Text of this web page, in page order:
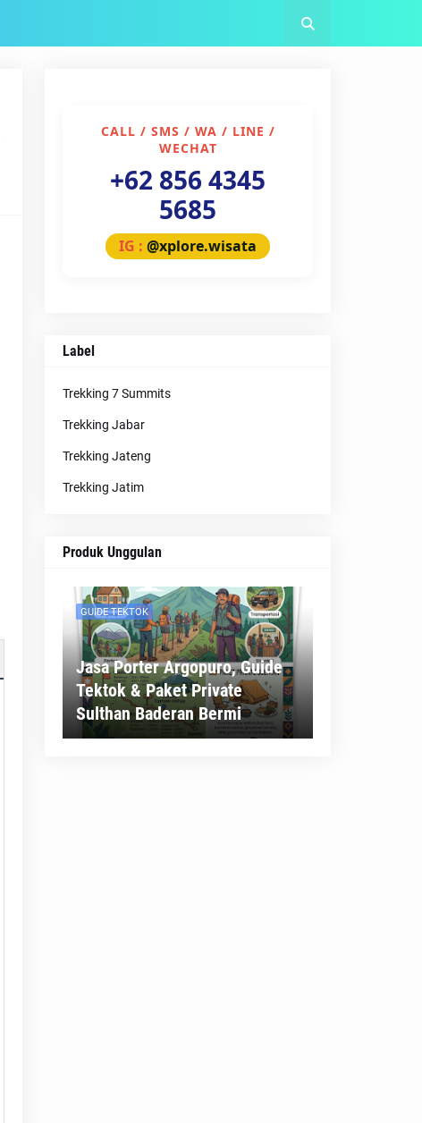
CALL / SMS / WA / LINE /
WECHAT
+62 856 4345
5685
IG : @xplore.wisata
Label
Trekking 7 Summits
Trekking Jabar
Trekking Jateng
Trekking Jatim
Produk Unggulan
GUIDE TEKTOK
Jasa Porter Argopuro, Guide
Tektok & Paket Private
Sulthan Baderan Bermi